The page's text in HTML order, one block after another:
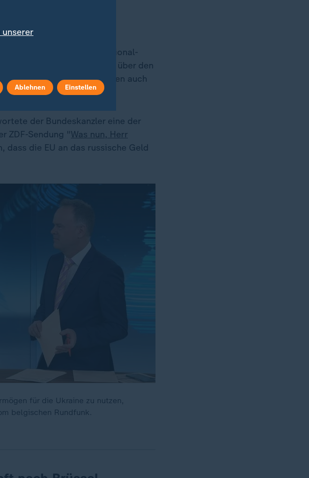
blockiert
Merz hält den national-
stets voller Achtung über den
vermittelt, dass Belgien auch
scheint wieder verhärtet.
der Bundeskanzler eine der
ZDF-Sendung "Was nun, Herr
die EU an das russische Geld
für die Ukraine zu nutzen,
belgischen Rundfunk.
Ablehnen Einstellen